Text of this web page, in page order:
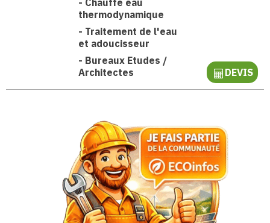
- Chauffe eau
thermodynamique
- Traitement de l'eau
et adoucisseur
- Bureaux Etudes /
Architectes
DEVIS